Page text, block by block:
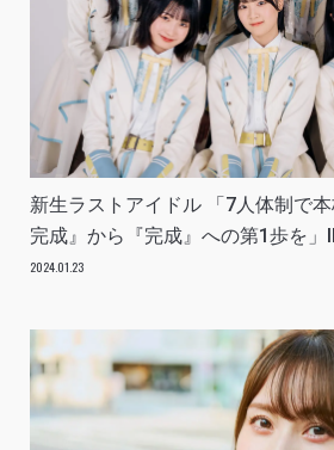
新生ラストアイドル 「7人体制で
完成』から『完成』への第1歩を」
2024.01.23